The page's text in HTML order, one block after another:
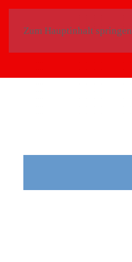
Zum Hauptinhalt springen